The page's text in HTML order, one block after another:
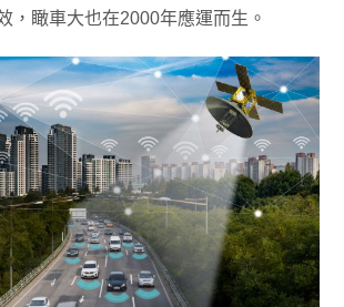
聯絡我們
，瞰車大也在2000年應運而生。